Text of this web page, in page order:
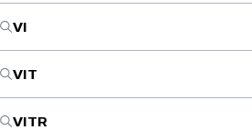
VI
VIT
VITR